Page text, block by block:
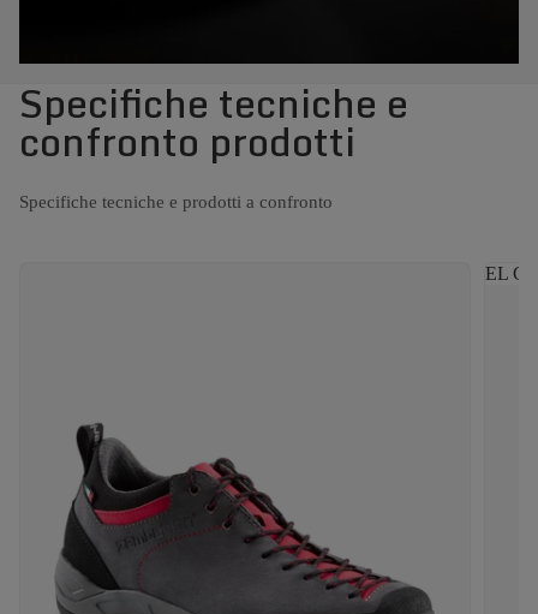
Specifiche tecniche e
confronto prodotti
Specifiche tecniche e prodotti a confronto
EL